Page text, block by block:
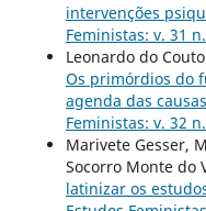
intervenções
Feministas: v. 31
Leonardo do
Os primórdios do
agenda das
Feministas: v. 32
Marivete Gesser,
Socorro Monte do
latinizar os